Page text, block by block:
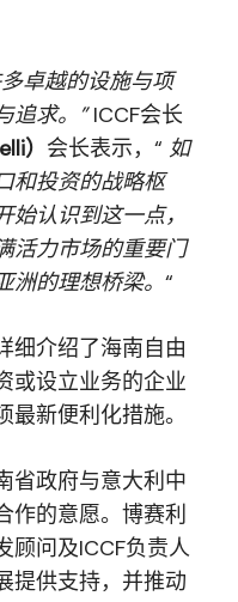
卓越的设施与项
追求。”ICCF会长
） 会长表示，“ 如
和投资的战略枢
认识到这一点，
活力市场的重要门
的理想桥梁。 “
细介绍了海南自由
或设立业务的企业
新便利化措施。
省政府与意大利中
作的意愿。博赛利
顾问及ICCF负责人
提供支持，并推动